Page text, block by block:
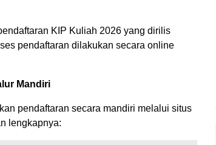
KIP Kuliah 2026 yang dirilis
pendaftaran dilakukan secara online
Mandiri
pendaftaran secara mandiri melalui situs
lengkapnya: